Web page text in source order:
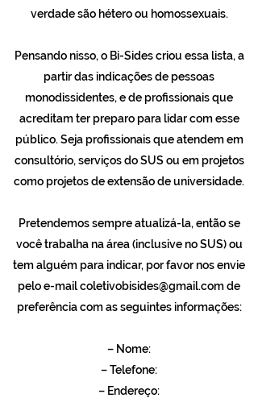
verdade são hétero ou homossexuais.
Pensando nisso, o Bi-Sides criou essa lista, a
partir das indicações de pessoas
monodissidentes, e de profissionais que
acreditam ter preparo para lidar com esse
público. Seja profissionais que atendem em
consultório, serviços do SUS ou em projetos
como projetos de extensão de universidade.
Pretendemos sempre atualizá-la, então se
você trabalha na área (inclusive no SUS) ou
tem alguém para indicar, por favor nos envie
pelo e-mailcoletivobisides@gmail.comde
preferência com as seguintes informações:
– Nome:
– Telefone:
– Endereço: